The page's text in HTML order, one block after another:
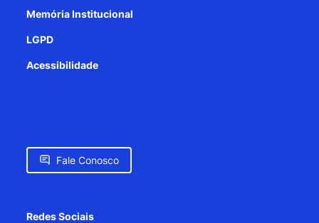
Memória Institucional
LGPD
Acessibilidade
Fale Conosco
Redes Sociais